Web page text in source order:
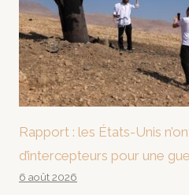
Rapport : les États-Unis
d’intercepteurs pour une
6 août 2026